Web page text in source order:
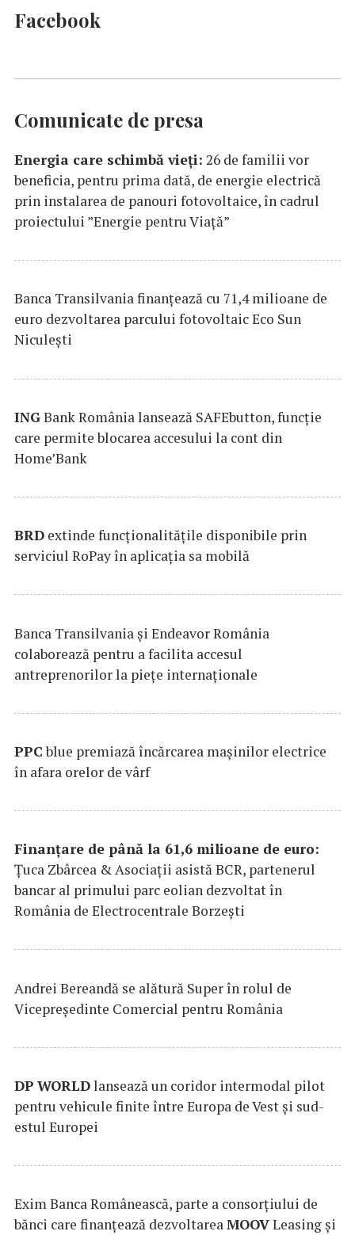
Facebook
Comunicate de presa
Energia care schimbă vieți: 26 de familii vor
beneficia, pentru prima dată, de energie electrică
prin instalarea de panouri fotovoltaice, în cadrul
proiectului ”Energie pentru Viață”
Banca Transilvania finanțează cu 71,4 milioane de
euro dezvoltarea parcului fotovoltaic Eco Sun
Niculești
INGBank România lansează SAFEbutton, funcţie
care permite blocarea accesului la cont din
Home’Bank
BRD extinde funcţionalităţile disponibile prin
serviciul RoPay în aplicaţia sa mobilă
Banca Transilvania şi Endeavor România
colaborează pentru a facilita accesul
antreprenorilor la pieţe internaţionale
PPCblue premiază încărcarea maşinilor electrice
în afara orelor de vârf
Finanțare de până la 61,6 milioane de euro:
Țuca Zbârcea & Asociații asistă BCR, partenerul
bancar al primului parc eolian dezvoltat în
România de Electrocentrale Borzești
Andrei Bereandă se alătură Super în rolul de
Vicepreședinte Comercial pentru România
DP WORLDlansează un coridor intermodal pilot
pentru vehicule finite între Europa de Vest și sud-
estul Europei
Exim Banca Românească, parte a consorțiului de
bănci care finanțează dezvoltareaMOOVLeasing și